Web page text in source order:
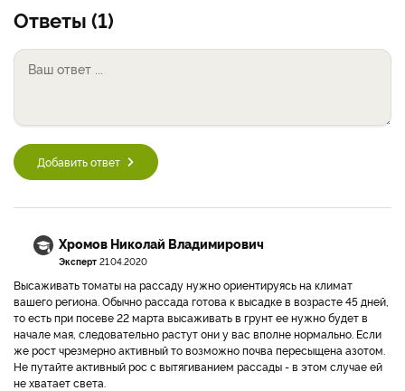
Ответы (1)
Добавить ответ
Хромов Николай Владимирович
Эксперт 21.04.2020
Высаживать томаты на рассаду нужно ориентируясь на климат
вашего региона. Обычно рассада готова к высадке в возрасте 45 дней,
то есть при посеве 22 марта высаживать в грунт ее нужно будет в
начале мая, следовательно растут они у вас вполне нормально. Если
же рост чрезмерно активный то возможно почва пересыщена азотом.
Не путайте активный рос с вытягиванием рассады - в этом случае ей
не хватает света.